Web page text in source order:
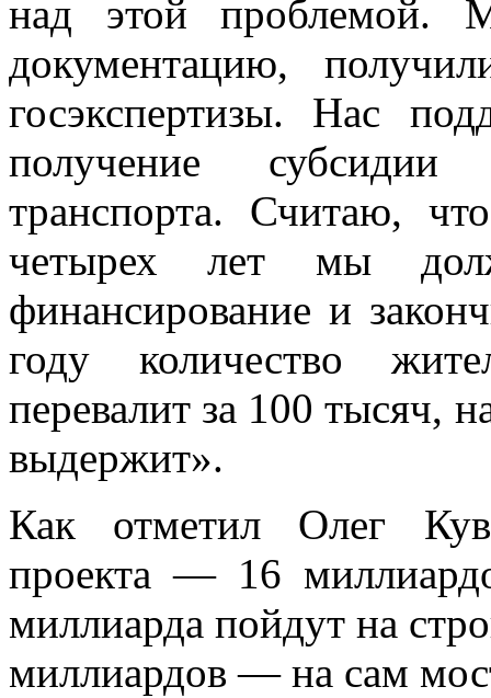
над этой проблемой.
документацию,
госэкспертизы. Нас
получение субсидии
транспорта. Считаю,
четырех лет мы
финансирование и
году количество
перевалит за 100 тысяч,
выдержит».
Как отметил Олег
проекта — 16
миллиарда пойдут на
миллиардов — на сам